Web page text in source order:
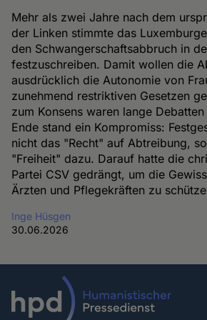
Mehr als zwei Jahre nach dem
der Linken stimmte das
den Schwangerschaftsabbruch in
festzuschreiben. Damit wollen die
ausdrücklich die Autonomie von
zunehmend restriktiven Gesetzen
zum Konsens waren lange
Ende stand ein Kompromiss:
nicht das "Recht" auf Abtreibung,
"Freiheit" dazu. Darauf hatte die
Partei CSV gedrängt, um die
Ärzten und Pflegekräften zu
Inge Hüsgen
30.06.2026